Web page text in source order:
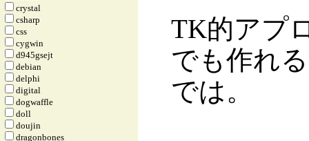
TK的アプ
でも作れ
では。
crystal
csharp
css
cygwin
d945gsejt
debian
delphi
digital
dogwaffle
doll
doujin
dragonbones